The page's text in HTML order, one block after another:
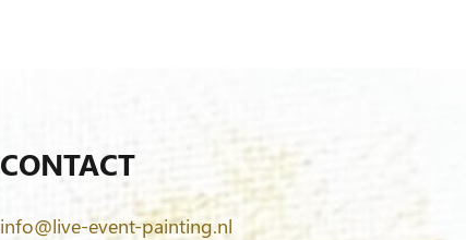
CONTACT
info@live-event-painting.nl